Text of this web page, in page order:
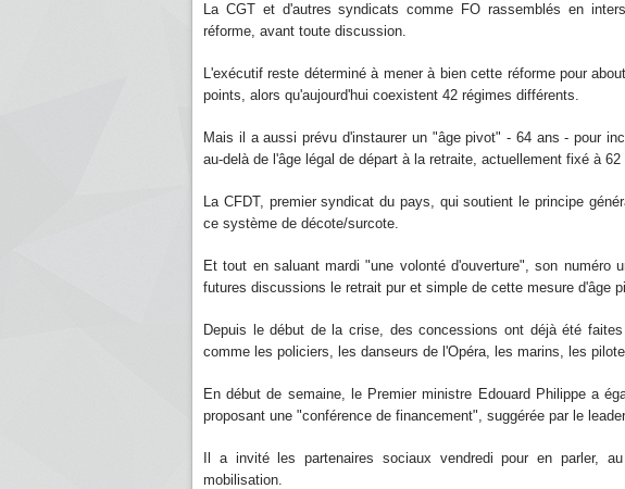
La CGT et d'autres syndicats comme FO rassemblés en
réforme, avant toute discussion.
L'exécutif reste déterminé à mener à bien cette réforme pour
points, alors qu'aujourd'hui coexistent 42 régimes différents.
Mais il a aussi prévu d'instaurer un "âge pivot" - 64 ans - pour
au-delà de l'âge légal de départ à la retraite, actuellement fixé à 62
La CFDT, premier syndicat du pays, qui soutient le principe
ce système de décote/surcote.
Et tout en saluant mardi "une volonté d'ouverture", son numéro
futures discussions le retrait pur et simple de cette mesure d'âge
Depuis le début de la crise, des concessions ont déjà été
comme les policiers, les danseurs de l'Opéra, les marins, les
En début de semaine, le Premier ministre Edouard Philippe a
proposant une "conférence de financement", suggérée par le
Il a invité les partenaires sociaux vendredi pour en parler,
mobilisation.